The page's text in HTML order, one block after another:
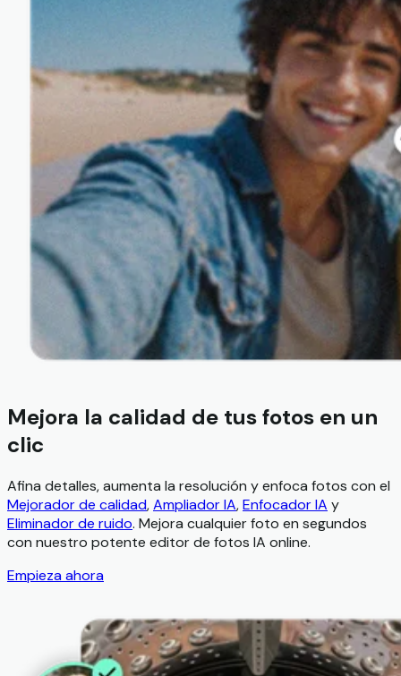
Mejora la calidad de tus fotos en un
clic
Afina detalles, aumenta la resolución y enfoca fotos con el
Mejorador de calidad,Ampliador IA,Enfocador IA y
Eliminador de ruido. Mejora cualquier foto en segundos
con nuestro potente editor de fotos IA online.
Empieza ahora